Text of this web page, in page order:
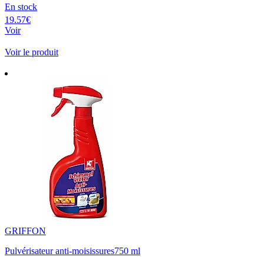
En stock
19.57€
Voir
Voir le produit
GRIFFON
Pulvérisateur anti-moisissures750 ml